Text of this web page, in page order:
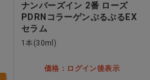
ナンバーズイン 2番 ローズ
PDRNコラーゲンぷるぷるEX
セラム
1本(30ml)
価格：ログイン後表示